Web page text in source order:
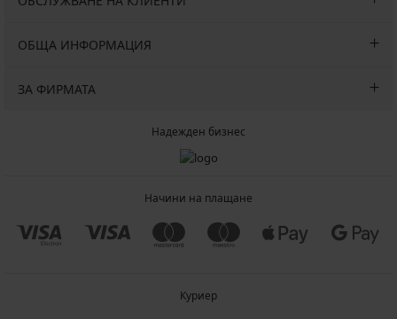
ОБЩА ИНФОРМАЦИЯ
ЗА ФИРМАТА
Надежден бизнес
Начини на плащане
Куриер